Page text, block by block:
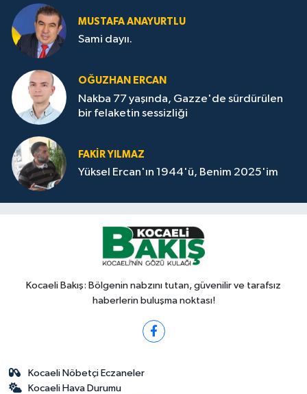
MUSTAFA ANAYURTLU
Sami dayıı.
OĞUZHAN ERCAN
Nakba 77 yaşında, Gazze'de sürdürülen
bir felaketin sessizliği
FAKİR YILMAZ
Yüksel Ercan'ın 1944'ü, Benim 2025'im
Kocaeli Bakış: Bölgenin nabzını tutan, güvenilir ve tarafsız
haberlerin buluşma noktası!
Kocaeli Nöbetçi Eczaneler
Kocaeli Hava Durumu